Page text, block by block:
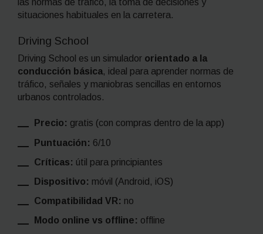
las normas de tráfico, la toma de decisiones y
situaciones habituales en la carretera.
Driving School
Driving School es un simulador orientado a la
conducción básica, ideal para aprender normas de
tráfico, señales y maniobras sencillas en entornos
urbanos controlados.
Precio: gratis (con compras dentro de la app)
Puntuación: 6/10
Críticas: útil para principiantes
Dispositivo: móvil (Android, iOS)
Compatibilidad VR: no
Modo online vs offline: offline